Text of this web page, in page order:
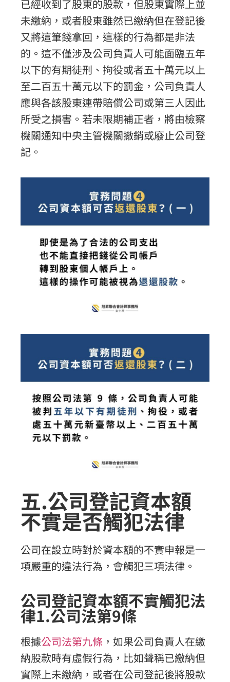
已經收到了股東的股款，但股東實際上並
未繳納，或者股東雖然已繳納但在登記後
又將這筆錢拿回，這樣的行為都是非法
的。這不僅涉及公司負責人可能面臨五年
以下的有期徒刑、拘役或者五十萬元以上
至二百五十萬元以下的罰金，公司負責人
應與各該股東連帶賠償公司或第三人因此
所受之損害。若未限期補正者，將由檢察
機關通知中央主管機關撤銷或廢止公司登
記。
五.公司登記資本額
不實是否觸犯法律
公司在設立時對於資本額的不實申報是一
項嚴重的違法行為，會觸犯三項法律。
公司登記資本額不實觸犯法
律1.公司法第9條
根據公司法第九條 ，如果公司負責人在繳
納股款時有虛假行為，比如聲稱已繳納但
實際上未繳納，或者在公司登記後將股款